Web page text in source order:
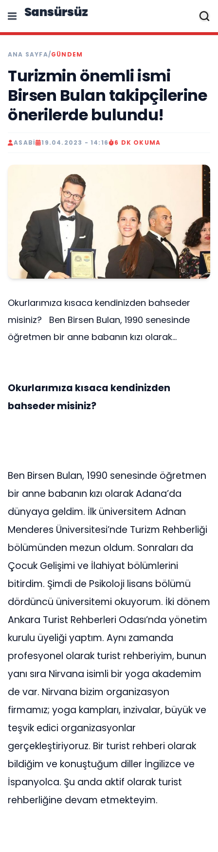
Sansürsüz
ANA SAYFA/GÜNDEM
Turizmin önemli ismi
Birsen Bulan takipçilerine
önerilerde bulundu!
ASABI 19.04.2023 - 14:16 6 DK OKUMA
Okurlarımıza kısaca kendinizden bahseder
misiniz? Ben Birsen Bulan, 1990 senesinde
öğretmen bir anne babanın kızı olarak...
Okurlarımıza kısaca kendinizden
bahseder misiniz?
Ben Birsen Bulan, 1990 senesinde öğretmen
bir anne babanın kızı olarak Adana’da
dünyaya geldim. İlk üniversitem Adnan
Menderes Üniversitesi’nde Turizm Rehberliği
bölümünden mezun oldum. Sonraları da
Çocuk Gelişimi ve İlahiyat bölümlerini
bitirdim. Şimdi de Psikoloji lisans bölümü
dördüncü üniversitemi okuyorum. İki dönem
Ankara Turist Rehberleri Odası’nda yönetim
kurulu üyeliği yaptım. Aynı zamanda
profesyonel olarak turist rehberiyim, bunun
yanı sıra Nirvana isimli bir yoga akademim
de var. Nirvana bizim organizasyon
firmamız; yoga kampları, inzivalar, büyük ve
teşvik edici organizasyonlar
gerçekleştiriyoruz. Bir turist rehberi olarak
bildiğim ve konuştuğum diller İngilizce ve
İspanyolca. Şu anda aktif olarak turist
rehberliğine devam etmekteyim.